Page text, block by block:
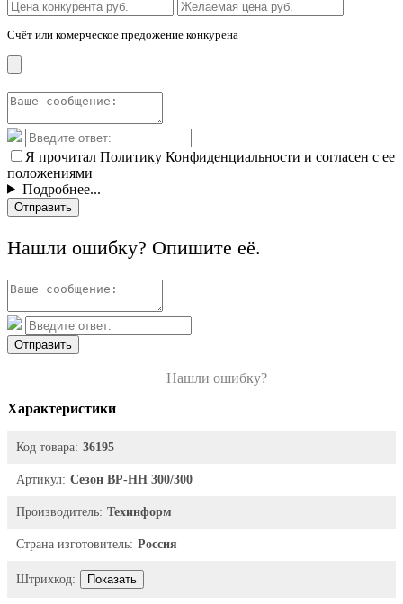
Счёт или комерческое предожение конкурена
Я прочитал Политику Конфиденциальности и согласен с ее
положениями
Подробнее...
Отправить
Нашли ошибку? Опишите её.
Отправить
Нашли ошибку?
Характеристики
Код товара: 36195
Артикул: Сезон ВР-НН 300/300
Производитель: Техинформ
Страна изготовитель: Россия
Штрихкод: Показать